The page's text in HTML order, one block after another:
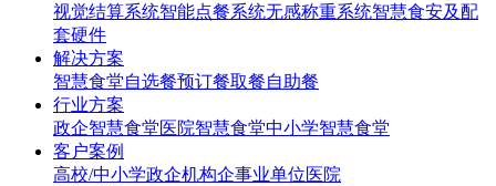
视觉结算系统智能点餐系统无感称重系统智慧食安及配
套硬件
解决方案
智慧食堂自选餐预订餐取餐自助餐
行业方案
政企智慧食堂医院智慧食堂中小学智慧食堂
客户案例
高校/中小学政企机构企事业单位医院